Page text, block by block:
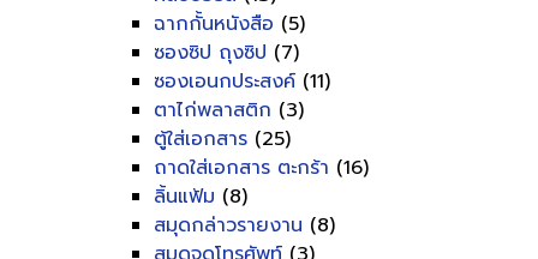
ฉากกั้นหนังสือ (5)
ซองซิป ถุงซิป (7)
ซองเอนกประสงค์ (11)
ตาไก่พลาสติก (3)
ตู้ใส่เอกสาร (25)
ถาดใส่เอกสาร ตะกร้า (16)
ลิ้นแฟ้ม (8)
สมุดกล่าวรายงาน (8)